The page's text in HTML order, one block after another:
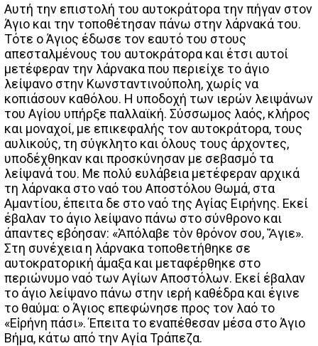
Αυτή την επιστολή του αυτοκράτορα την πήγαν στον
Άγιο και την τοποθέτησαν πάνω στην λάρνακά του.
Τότε ο Άγιος έδωσε τον εαυτό του στους
απεσταλμένους του αυτοκράτορα και έτσι αυτοί
μετέφεραν την λάρνακα που περιείχε το άγιο
λείψανο στην Κωνσταντινούπολη, χωρίς να
κοπιάσουν καθόλου. Η υποδοχή των ιερών λειψάνων
του Αγίου υπήρξε παλλαϊκή. Σύσσωμος λαός, κλήρος
και μοναχοί, με επικεφαλής τον αυτοκράτορα, τους
αυλικούς, τη σύγκλητο και όλους τους άρχοντες,
υποδέχθηκαν και προσκύνησαν με σεβασμό τα
λείψανά του. Με πολύ ευλάβεια μετέφεραν αρχικά
τη λάρνακα στο ναό του Αποστόλου Θωμά, στα
Αμαντίου, έπειτα δε στο ναό της Αγίας Ειρήνης. Εκεί
έβαλαν το άγιο λείψανο πάνω στο σύνθρονο και
άπαντες εβόησαν: «Ἀπόλαβε τὸν θρόνον σου, Ἅγιε».
Στη συνέχεια η λάρνακα τοποθετήθηκε σε
αυτοκρατορική άμαξα και μεταφέρθηκε στο
περιώνυμο ναό των Αγίων Αποστόλων. Εκεί έβαλαν
το άγιο λείψανο πάνω στην ιερή καθέδρα και έγινε
το θαύμα: ο Άγιος επεφώνησε προς τον λαό το
«Εἰρήνη πάσι». Έπειτα το εναπέθεσαν μέσα στο Άγιο
Βήμα, κάτω από την Αγία Τράπεζα.